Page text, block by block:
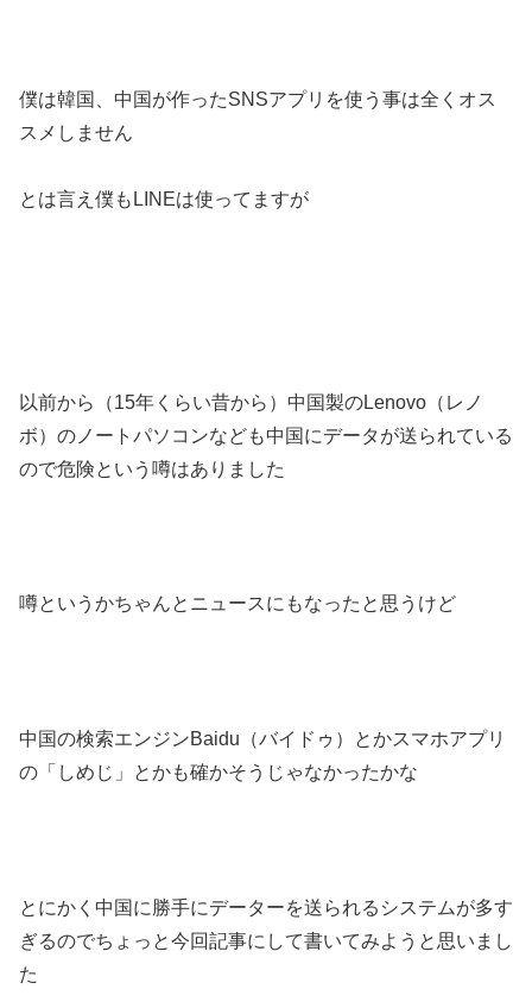
僕は韓国、中国が作ったSNSアプリを使う事は全くオス
スメしません
とは言え僕もLINEは使ってますが
以前から（15年くらい昔から）中国製のLenovo（レノ
ボ）のノートパソコンなども中国にデータが送られている
ので危険という噂はありました
噂というかちゃんとニュースにもなったと思うけど
中国の検索エンジンBaidu（バイドゥ）とかスマホアプリ
の「しめじ」とかも確かそうじゃなかったかな
とにかく中国に勝手にデーターを送られるシステムが多す
ぎるのでちょっと今回記事にして書いてみようと思いまし
た